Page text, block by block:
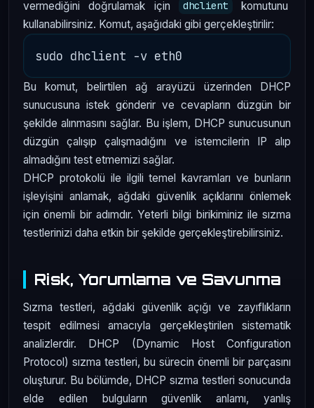
vermediğini doğrulamak için dhclient
komutunu
kullanabilirsiniz. Komut, aşağıdaki gibi gerçekleştirilir:
Bu komut, belirtilen ağ arayüzü üzerinden DHCP
sunucusuna istek gönderir ve cevapların düzgün bir
şekilde alınmasını sağlar. Bu işlem, DHCP sunucusunun
düzgün çalışıp çalışmadığını ve istemcilerin IP alıp
almadığını test etmemizi sağlar.
DHCP protokolü ile ilgili temel kavramları ve bunların
işleyişini anlamak, ağdaki güvenlik açıklarını önlemek
için önemli bir adımdır. Yeterli bilgi birikiminiz ile sızma
testlerinizi daha etkin bir şekilde gerçekleştirebilirsiniz.
Risk, Yorumlama ve Savunma
Sızma testleri, ağdaki güvenlik açığı ve zayıflıkların
tespit edilmesi amacıyla gerçekleştirilen sistematik
analizlerdir. DHCP (Dynamic Host Configuration
Protocol) sızma testleri, bu sürecin önemli bir parçasını
oluşturur. Bu bölümde, DHCP sızma testleri sonucunda
elde edilen bulguların güvenlik anlamı, yanlış